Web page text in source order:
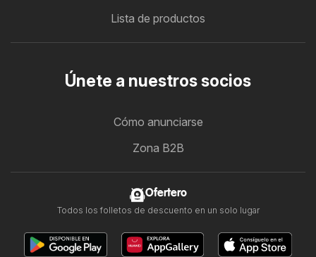
Lista de productos
Únete a nuestros socios
Cómo anunciarse
Zona B2B
Ofertero
Todos los folletos de descuento en un solo lugar